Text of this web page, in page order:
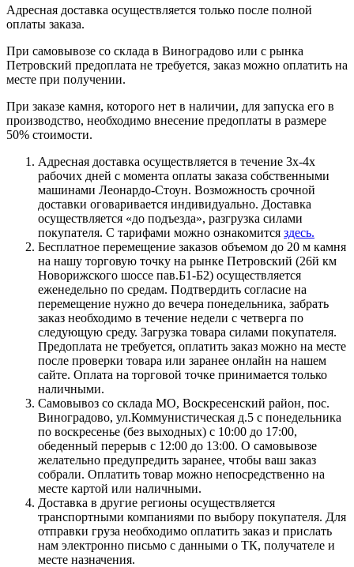
Адресная доставка осуществляется только после полной
оплаты заказа.
При самовывозе со склада в Виноградово или с рынка
Петровский предоплата не требуется, заказ можно оплатить на
месте при получении.
При заказе камня, которого нет в наличии, для запуска его в
производство, необходимо внесение предоплаты в размере
50% стоимости.
Адресная доставка осуществляется в течение 3х-4х
рабочих дней с момента оплаты заказа собственными
машинами Леонардо-Стоун. Возможность срочной
доставки оговаривается индивидуально. Доставка
осуществляется «до подъезда», разгрузка силами
покупателя. С тарифами можно ознакомится здесь.
Бесплатное перемещение заказов объемом до 20 м камня
на нашу торговую точку на рынке Петровский (26й км
Новорижского шоссе пав.Б1-Б2) осуществляется
еженедельно по средам. Подтвердить согласие на
перемещение нужно до вечера понедельника, забрать
заказ необходимо в течение недели с четверга по
следующую среду. Загрузка товара силами покупателя.
Предоплата не требуется, оплатить заказ можно на месте
после проверки товара или заранее онлайн на нашем
сайте. Оплата на торговой точке принимается только
наличными.
Самовывоз со склада МО, Воскресенский район, пос.
Виноградово, ул.Коммунистическая д.5 с понедельника
по воскресенье (без выходных) с 10:00 до 17:00,
обеденный перерыв с 12:00 до 13:00. О самовывозе
желательно предупредить заранее, чтобы ваш заказ
собрали. Оплатить товар можно непосредственно на
месте картой или наличными.
Доставка в другие регионы осуществляется
транспортными компаниями по выбору покупателя. Для
отправки груза необходимо оплатить заказ и прислать
нам электронно письмо с данными о ТК, получателе и
месте назначения.